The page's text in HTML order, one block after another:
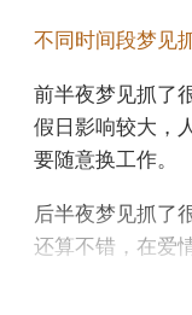
不同时间段梦见
前半夜梦见抓了
假日影响较大，
要随意换工作。
后半夜梦见抓了
还算不错，在爱
上午梦见抓了很